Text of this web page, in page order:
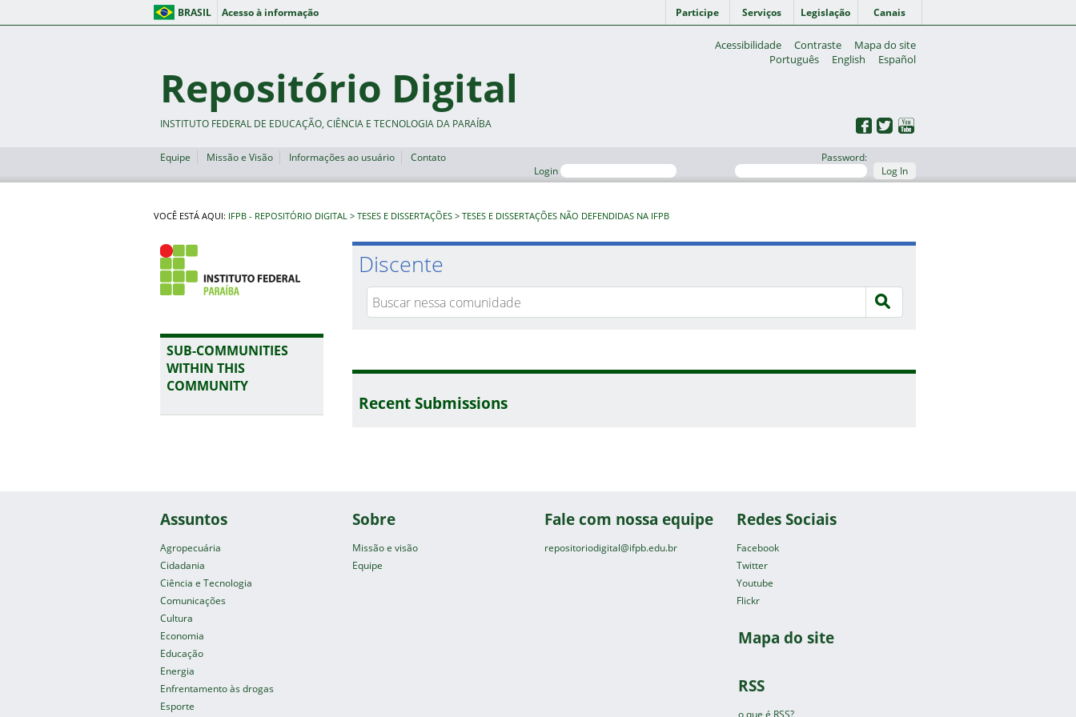
BRASIL Acesso à informação Participe Serviços Legislação Canais
Acessibilidade Contraste
Mapa do site
Português
English Español
Repositório Digital
INSTITUTO FEDERAL DE EDUCAÇÃO, CIÊNCIA E TECNOLOGIA DA PARAÍBA
Equipe Missão e Visão Informações ao usuário
Contato
Login
Password:
Log In
VOCÊ ESTÁ AQUI: IFPB - REPOSITÓRIO DIGITAL TESES E DISSERTAÇÕES TESES E DISSERTAÇÕES NÃO DEFENDIDAS NA IFPB
SUB-COMMUNITIES
WITHIN THIS
COMMUNITY
Discente
Recent Submissions
Assuntos
Agropecuária
Cidadania
Ciência e Tecnologia
Comunicações
Cultura
Economia
Educação
Energia
Enfrentamento às drogas
Esporte
Sobre
Missão e visão
Equipe
Fale com nossa equipe
repositoriodigital@ifpb.edu.br
Redes Sociais
Facebook
Twitter
Youtube
Flickr
Mapa do site
RSS